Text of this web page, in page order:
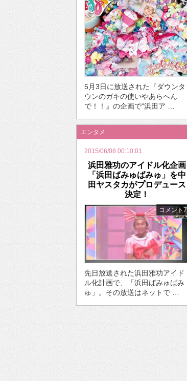
5月3日に放送された『ダウンタ
ウンのガキの使いやあらへん
で！！』の企画で“浜田ア …
エンタメ
2015/06/08 00:10:01
浜田雅功のアイドル化企画
「浜田ばみゅばみゅ」を中
田ヤスタカがプロデュース
決定！
コメント7
先日放送された浜田雅功アイド
ル化計画で、「浜田ばみゅばみ
ゅ」。その放送はネットで …